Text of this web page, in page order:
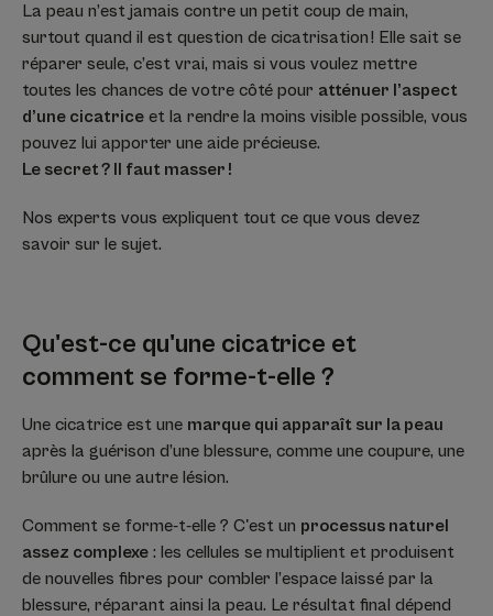
La peau n’est jamais contre un petit coup de main,
surtout quand il est question de cicatrisation ! Elle sait se
réparer seule, c’est vrai, mais si vous voulez mettre
toutes les chances de votre côté pour atténuer l’aspect
d’une cicatrice et la rendre la moins visible possible, vous
pouvez lui apporter une aide précieuse.
Le secret ? Il faut masser !
Nos experts vous expliquent tout ce que vous devez
savoir sur le sujet.
Qu'est-ce qu'une cicatrice et
comment se forme-t-elle ?
Une cicatrice est une marque qui apparaît sur la peau
après la guérison d’une blessure, comme une coupure, une
brûlure ou une autre lésion.
Comment se forme-t-elle ? C'est un processus naturel
assez complexe : les cellules se multiplient et produisent
de nouvelles fibres pour combler l’espace laissé par la
blessure, réparant ainsi la peau. Le résultat final dépend